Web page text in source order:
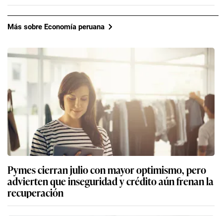
Más sobre Economía peruana
Pymes cierran julio con mayor optimismo, pero
advierten que inseguridad y crédito aún frenan la
recuperación